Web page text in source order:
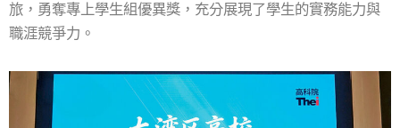
旅，勇奪專上學生組優異獎，充分展現了學生的實務能力與
職涯競爭力。